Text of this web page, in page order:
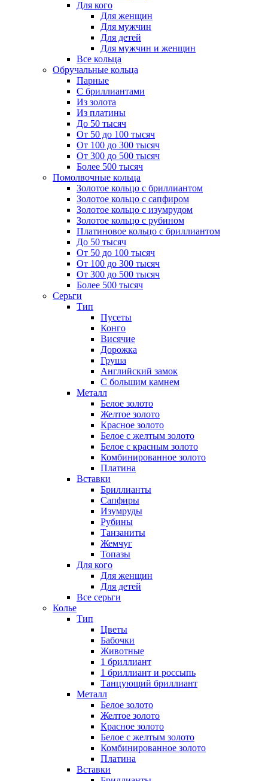
Для кого
Для женщин
Для мужчин
Для детей
Для мужчин и женщин
Все кольца
Обручальные кольца
Парные
С бриллиантами
Из золота
Из платины
До 50 тысяч
От 50 до 100 тысяч
От 100 до 300 тысяч
От 300 до 500 тысяч
Более 500 тысяч
Помолвочные кольца
Золотое кольцо с бриллиантом
Золотое кольцо с сапфиром
Золотое кольцо с изумрудом
Золотое кольцо с рубином
Платиновое кольцо с бриллиантом
До 50 тысяч
От 50 до 100 тысяч
От 100 до 300 тысяч
От 300 до 500 тысяч
Более 500 тысяч
Серьги
Тип
Пусеты
Конго
Висячие
Дорожка
Груша
Английский замок
С большим камнем
Металл
Белое золото
Желтое золото
Красное золото
Белое с желтым золото
Белое с красным золото
Комбинированное золото
Платина
Вставки
Бриллианты
Сапфиры
Изумруды
Рубины
Танзаниты
Жемчуг
Топазы
Для кого
Для женщин
Для детей
Все серьги
Колье
Тип
Цветы
Бабочки
Животные
1 бриллиант
1 бриллиант и россыпь
Танцующий бриллиант
Металл
Белое золото
Желтое золото
Красное золото
Белое с желтым золото
Комбинированное золото
Платина
Вставки